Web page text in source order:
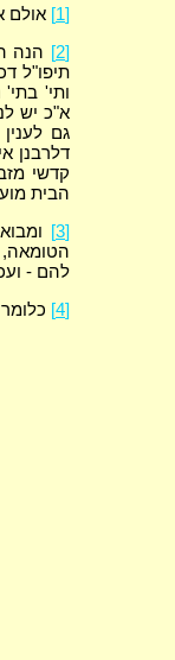
[1]
אולם
[2]
הנה
תיפו"ל
ותי'
א"כ יש
גם
דלרבנן
קדשי
הבית
[3]
הטומאה,
להם -
[4]